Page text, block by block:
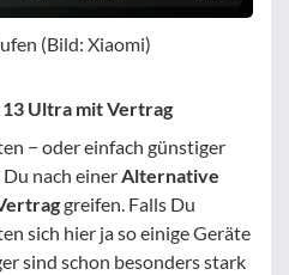
(Bild: Xiaomi)
Ultra mit Vertrag
− oder einfach günstiger
nach einer Alternative
greifen. Falls Du
sich hier ja so einige Geräte
sind schon besonders stark